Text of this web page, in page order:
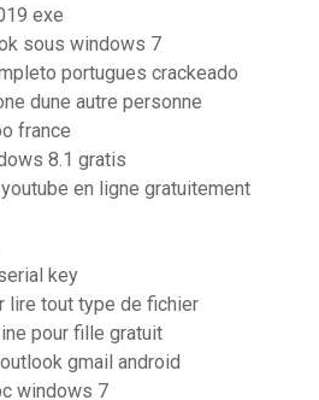
exe
sous windows 7
portugues crackeado
dune autre personne
france
8.1 gratis
en ligne gratuitement
key
lire tout type de fichier
pour fille gratuit
gmail android
windows 7